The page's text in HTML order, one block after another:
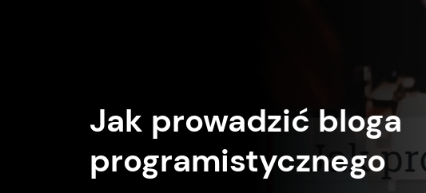
Jak prowadzić bloga
programistycznego